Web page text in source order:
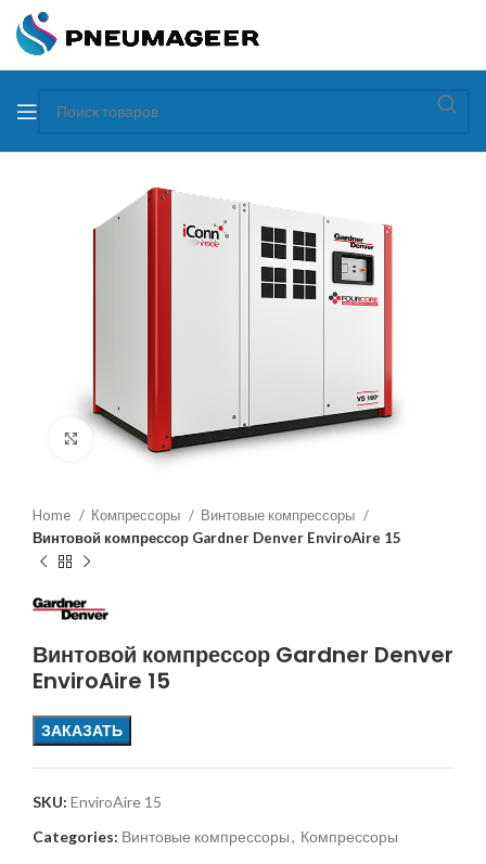
Увеличить
Home Компрессоры
Винтовые компрессоры
Винтовой компрессор Gardner Denver EnviroAire 15
Винтовой компрессор Gardner Denver
EnviroAire 15
ЗАКАЗАТЬ
SKU: EnviroAire 15
Categories: Винтовые компрессоры, Компрессоры